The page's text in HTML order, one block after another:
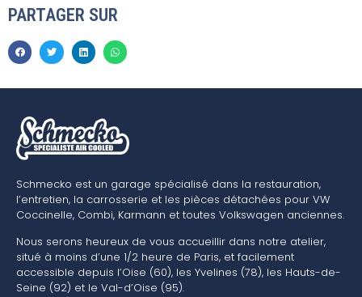
PARTAGER SUR
Schmecko est un garage spécialisé dans la restauration,
l’entretien, la carrosserie et les pièces détachées pour VW
Coccinelle, Combi, Karmann et toutes Volkswagen anciennes.
Nous serons heureux de vous accueillir dans notre atelier,
situé à moins d’une 1/2 heure de Paris, et facilement
accessible depuis l’Oise (60), les Yvelines (78), les Hauts-de-
Seine (92) et le Val-d’Oise (95).